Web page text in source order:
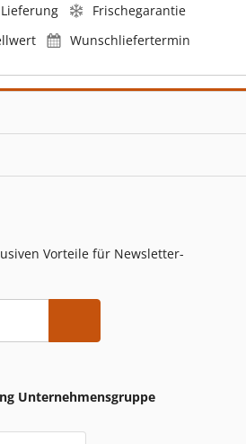
Frischegarantie
Wunschliefertermin
Vorteile für Newsletter-
Unternehmensgruppe